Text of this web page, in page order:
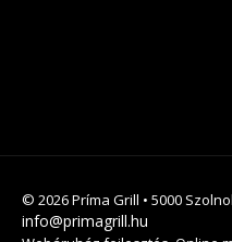
© 2026 Príma Grill • 5000
info@primagrill.hu